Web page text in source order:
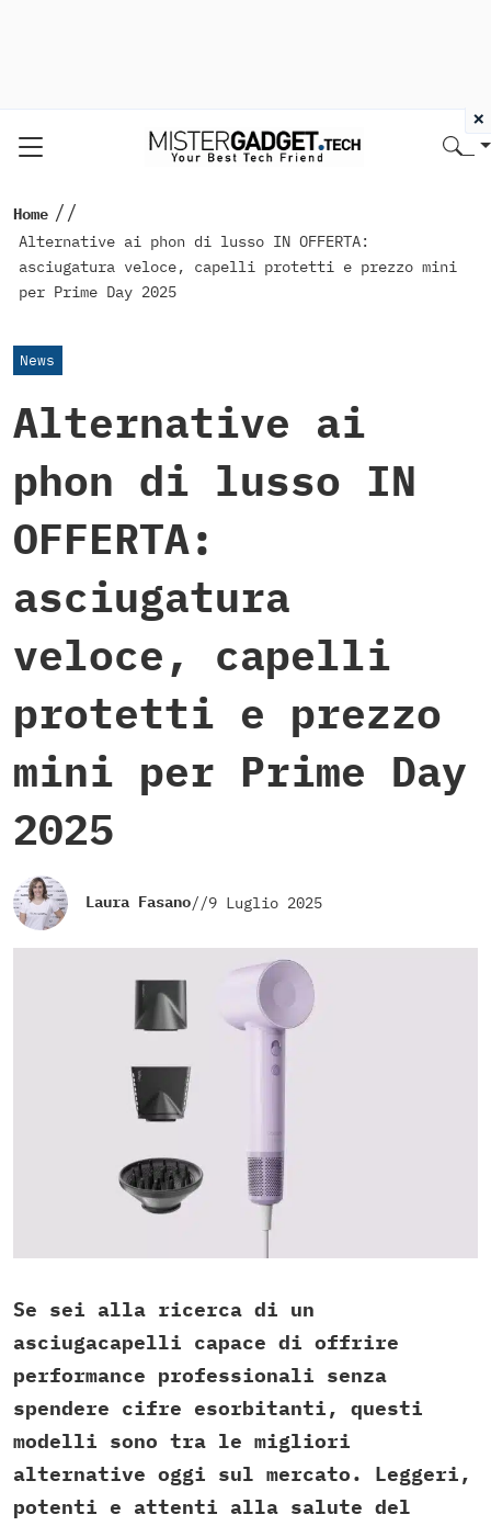
Home //
Alternative ai phon di lusso IN OFFERTA:
asciugatura veloce, capelli protetti e prezzo mini
per Prime Day 2025
News
Alternative ai
phon di lusso IN
OFFERTA:
asciugatura
veloce, capelli
protetti e prezzo
mini per Prime Day
2025
Laura Fasano//9 Luglio 2025
Se sei alla ricerca di un
asciugacapelli capace di offrire
performance professionali senza
spendere cifre esorbitanti, questi
modelli sono tra le migliori
alternative oggi sul mercato. Leggeri,
potenti e attenti alla salute del
×